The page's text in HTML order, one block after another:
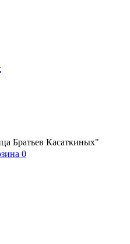
Братьев Касаткиных"
0